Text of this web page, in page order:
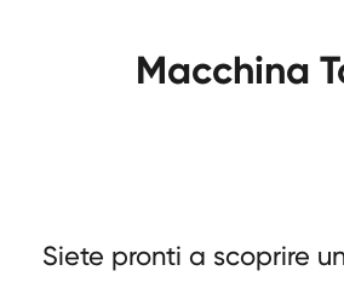
Macchina
Siete pronti a scoprire